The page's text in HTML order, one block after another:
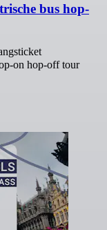
bus hop-
on hop-off tour